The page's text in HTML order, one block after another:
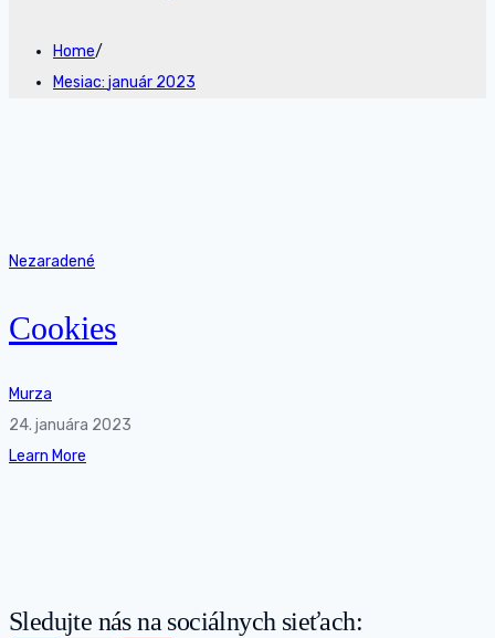
Home/
Mesiac: január 2023
Nezaradené
Cookies
Murza
24. januára 2023
Learn More
Sledujte nás na sociálnych sieťach: